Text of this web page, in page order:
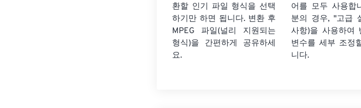
환할 인기 파일 형식을 선택
하기만 하면 됩니다. 변환 후
MPEG 파일(널리 지원되는
형식)을 간편하게 공유하세
요.
어를 모두 사용합
분의 경우, "고급
사항)을 사용하여
변수를 세부 조정
니다.